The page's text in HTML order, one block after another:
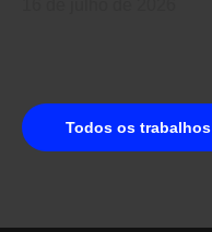
Todos os trabalhos